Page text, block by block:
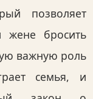
позволяет
бросить
важную роль
семья, и